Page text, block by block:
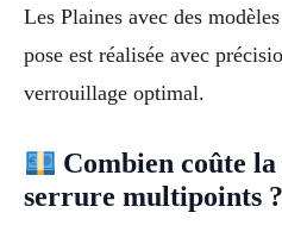
Les Plaines avec des
pose est réalisée avec
verrouillage optimal.
Combien coûte la
serrure multipoints ?